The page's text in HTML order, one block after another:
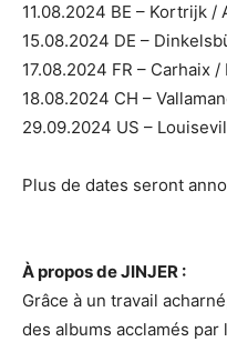
11.08.2024 BE – Kortrijk /
15.08.2024 DE –
17.08.2024 FR – Carhaix
18.08.2024 CH –
29.09.2024 US –
Plus de dates seront
À propos de JINJER :
Grâce à un travail
des albums acclamés